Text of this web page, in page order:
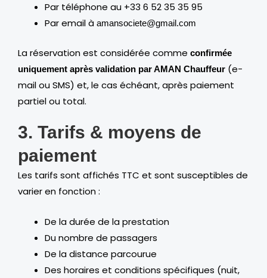
Par téléphone au +33 6 52 35 35 95
Par email à amansociete@gmail.com
La réservation est considérée comme confirmée
uniquement après validation par AMAN Chauffeur (e-
mail ou SMS) et, le cas échéant, après paiement
partiel ou total.
3. Tarifs & moyens de
paiement
Les tarifs sont affichés TTC et sont susceptibles de
varier en fonction :
De la durée de la prestation
Du nombre de passagers
De la distance parcourue
Des horaires et conditions spécifiques (nuit,